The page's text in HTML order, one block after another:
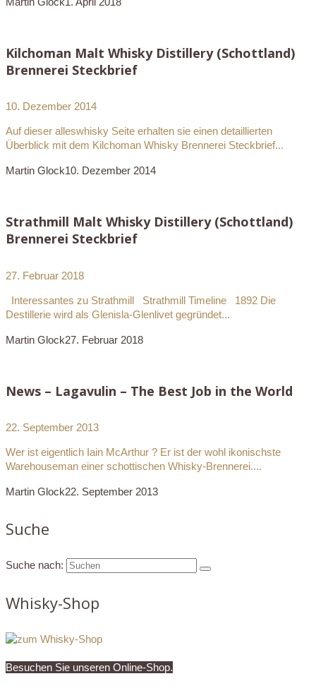
Kilchoman Malt Whisky Distillery (Schottland)
Brennerei Steckbrief
10. Dezember 2014
Auf dieser alleswhisky Seite erhalten sie einen detaillierten
Überblick mit dem Kilchoman Whisky Brennerei Steckbrief...
Martin Glock10. Dezember 2014
Strathmill Malt Whisky Distillery (Schottland)
Brennerei Steckbrief
27. Februar 2018
Interessantes zu Strathmill Strathmill Timeline 1892 Die
Destillerie wird als Glenisla-Glenlivet gegründet...
Martin Glock27. Februar 2018
News – Lagavulin – The Best Job in the World
22. September 2013
Wer ist eigentlich Iain McArthur ? Er ist der wohl ikonischste
Warehouseman einer schottischen Whisky-Brennerei....
Martin Glock22. September 2013
Suche
Suche nach:
Whisky-Shop
Besuchen Sie unseren Online-Shop.